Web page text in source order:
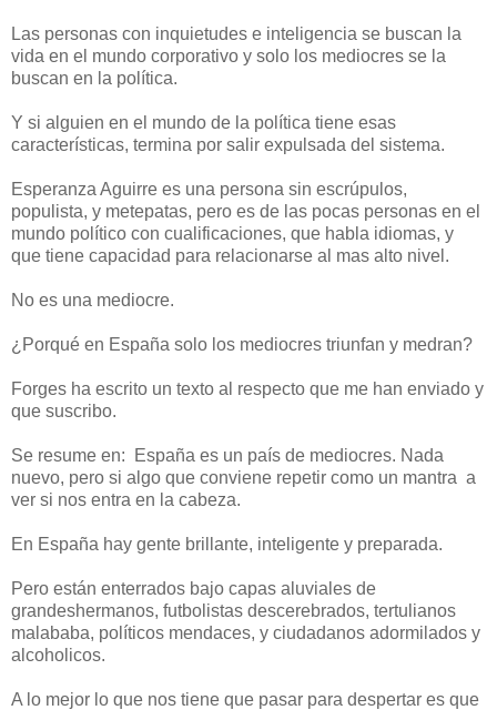
Las personas con inquietudes e inteligencia se buscan la
vida en el mundo corporativo y solo los mediocres se la
buscan en la política.
Y si alguien en el mundo de la política tiene esas
características, termina por salir expulsada del sistema.
Esperanza Aguirre es una persona sin escrúpulos,
populista, y metepatas, pero es de las pocas personas en el
mundo político con cualificaciones, que habla idiomas, y
que tiene capacidad para relacionarse al mas alto nivel.
No es una mediocre.
¿Porqué en España solo los mediocres triunfan y medran?
Forges ha escrito un texto al respecto que me han enviado y
que suscribo.
Se resume en: España es un país de mediocres. Nada
nuevo, pero si algo que conviene repetir como un mantra a
ver si nos entra en la cabeza.
En España hay gente brillante, inteligente y preparada.
Pero están enterrados bajo capas aluviales de
grandeshermanos, futbolistas descerebrados, tertulianos
malababa, políticos mendaces, y ciudadanos adormilados y
alcoholicos.
A lo mejor lo que nos tiene que pasar para despertar es que